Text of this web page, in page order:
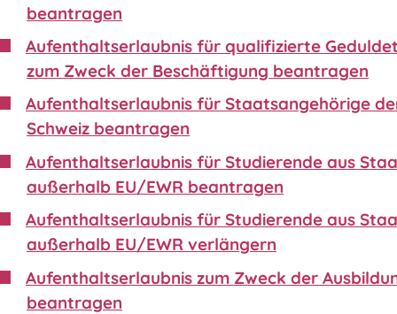
beantragen
Aufenthaltserlaubnis für qualifizierte
zum Zweck der Beschäftigung beantragen
Aufenthaltserlaubnis für Staatsangehörige
Schweiz beantragen
Aufenthaltserlaubnis für Studierende aus
außerhalb EU/EWR beantragen
Aufenthaltserlaubnis für Studierende aus
außerhalb EU/EWR verlängern
Aufenthaltserlaubnis zum Zweck der
beantragen